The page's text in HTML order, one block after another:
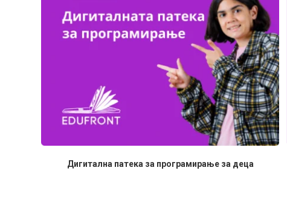
Дигитална патека за програмирање за деца